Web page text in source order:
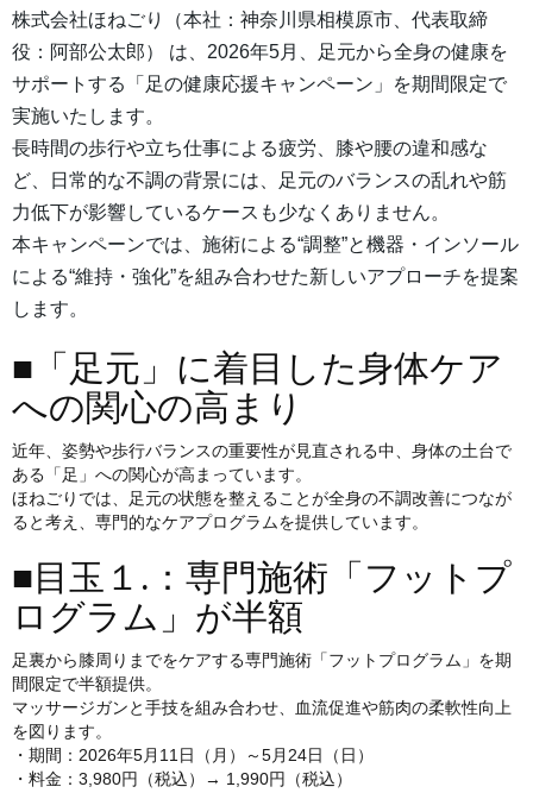
株式会社ほねごり（本社：神奈川県相模原市、代表取締
役：阿部公太郎） は、2026年5月、足元から全身の健康を
サポートする「足の健康応援キャンペーン」を期間限定で
実施いたします。
長時間の歩行や立ち仕事による疲労、膝や腰の違和感な
ど、日常的な不調の背景には、足元のバランスの乱れや筋
力低下が影響しているケースも少なくありません。
本キャンペーンでは、施術による“調整”と機器・インソール
による“維持・強化”を組み合わせた新しいアプローチを提案
します。
■「足元」に着目した身体ケア
への関心の高まり
近年、姿勢や歩行バランスの重要性が見直される中、身体の土台で
ある「足」への関心が高まっています。
ほねごりでは、足元の状態を整えることが全身の不調改善につなが
ると考え、専門的なケアプログラムを提供しています。
■目玉１.：専門施術「フットプ
ログラム」が半額
足裏から膝周りまでをケアする専門施術「フットプログラム」を期
間限定で半額提供。
マッサージガンと手技を組み合わせ、血流促進や筋肉の柔軟性向上
を図ります。
・期間：2026年5月11日（月）～5月24日（日）
・料金：3,980円（税込）→ 1,990円（税込）